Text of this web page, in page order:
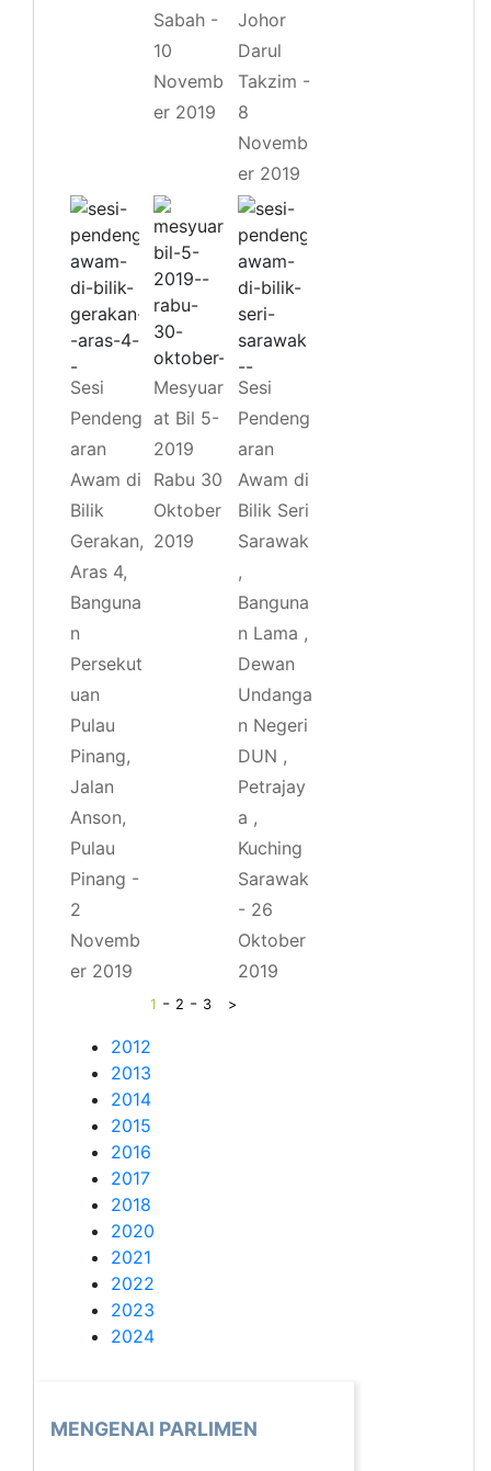
Sabah -
10
Novemb
er 2019
Johor
Darul
Takzim -
8
Novemb
er 2019
Sesi
Pendeng
aran
Awam di
Bilik
Gerakan,
Aras 4,
Banguna
n
Persekut
uan
Pulau
Pinang,
Jalan
Anson,
Pulau
Pinang -
2
Novemb
er 2019
Mesyuar
at Bil 5-
2019
Rabu 30
Oktober
2019
Sesi
Pendeng
aran
Awam di
Bilik Seri
Sarawak
,
Banguna
n Lama ,
Dewan
Undanga
n Negeri
DUN ,
Petrajay
a ,
Kuching
Sarawak
- 26
Oktober
2019
1 - 2 - 3 >
2012
2013
2014
2015
2016
2017
2018
2020
2021
2022
2023
2024
MENGENAI PARLIMEN